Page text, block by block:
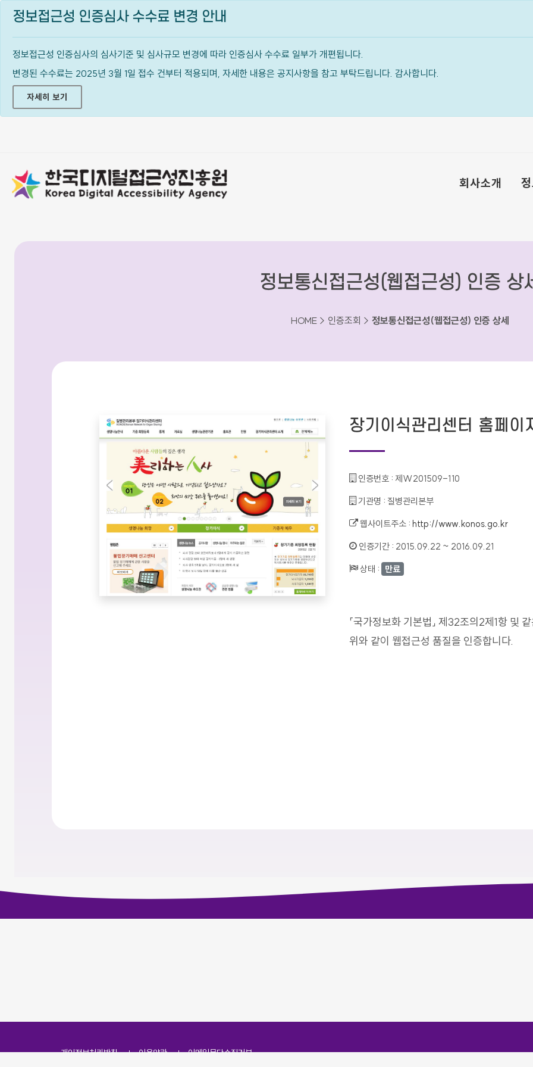
정보접근성 인증심사 수수료 변경 안내
정보접근성 인증심사의 심사기준 및 심사규모 변경에 따라 인증심사 수수료 일부가 개편됩니다.
변경된 수수료는 2025년 3월 1일 접수 건부터 적용되며, 자세한 내용은 공지사항을 참고 부탁드립니다. 감사합니다.
자세히 보기
회사소개
정보통신접근성(웹접근성) 인증 상
HOME > 인증조회 > 정보통신접근성(웹접근성) 인증 상세
장기이식관리센터 홈페이
인증번호 :제W201509-110
기관명 : 질병관리본부
웹사이트주소 :http://www.konos.go.kr
인증기간 : 2015.09.22 ~ 2016.09.21
상태 : 만료
「국가정보화 기본법」 제32조의2제1항 및
위와 같이 웹접근성 품질을 인증합니다.
개인정보처리방침 이용약관 이메일무단수집거부